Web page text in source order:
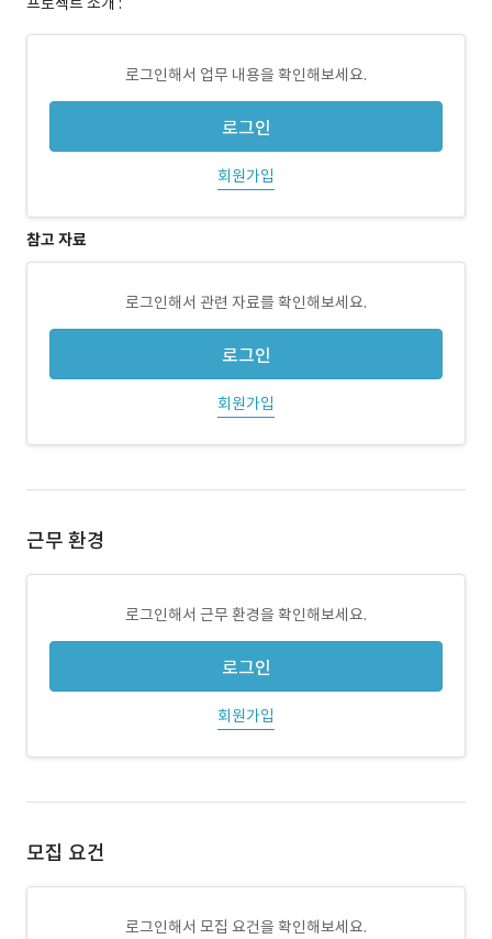
로그인해서 업무 내용을 확인해보세요.
로그인
회원가입
참고 자료
로그인해서 관련 자료를 확인해보세요.
로그인
회원가입
근무 환경
로그인해서 근무 환경을 확인해보세요.
로그인
회원가입
모집 요건
로그인해서 모집 요건을 확인해보세요.